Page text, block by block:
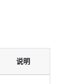
说明